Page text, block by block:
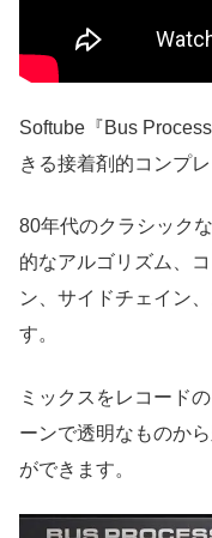
Softube『Bus
きる接着剤的コンプ
80年代のクラシック
的なアルゴリズム、
ン、サイドチェイン
す。
ミックスをレコード
ーンで透明なものか
ができます。